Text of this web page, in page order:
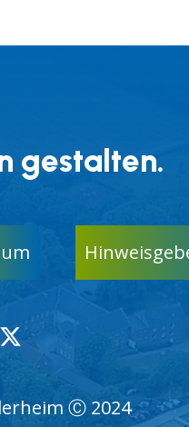
gestalten.
Ⓒ 2024